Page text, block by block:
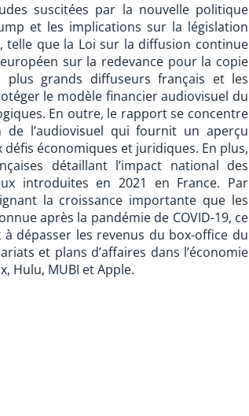
suscitées par la nouvelle politique
et les implications sur la législation
telle que la Loi sur la diffusion continue
sur la redevance pour la copie
grands diffuseurs français et les
le modèle financier audiovisuel du
En outre, le rapport se concentre
de l’audiovisuel qui fournit un aperçu
économiques et juridiques. En plus,
détaillant l’impact national des
introduites en 2021 en France. Par
la croissance importante que les
après la pandémie de COVID-19, ce
dépasser les revenus du box-office du
et plans d’affaires dans l’économie
Hulu, MUBI et Apple.